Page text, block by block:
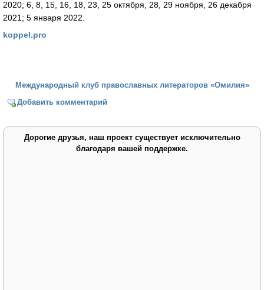
2020; 6, 8, 15, 16, 18, 23, 25 октября, 28, 29 ноября, 26 декабря
2021; 5 января 2022.
koppel.pro
Международный клуб православных литераторов «Омилия»
Добавить комментарий
Дорогие друзья, наш проект существует исключительно
благодаря вашей поддержке.